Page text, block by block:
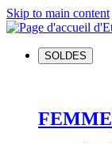
Skip to main content
SOLDES
FEMME